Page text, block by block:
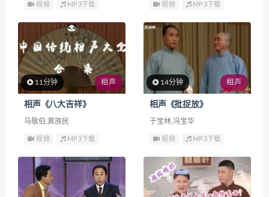
视频 MP3下载 视频 MP3下载
11分钟 相声
相声《八大吉祥》
马敬伯,黄族民
视频 MP3下载
14分钟 相声
相声《批捉放》
于宝林,冯宝华
视频 MP3下载